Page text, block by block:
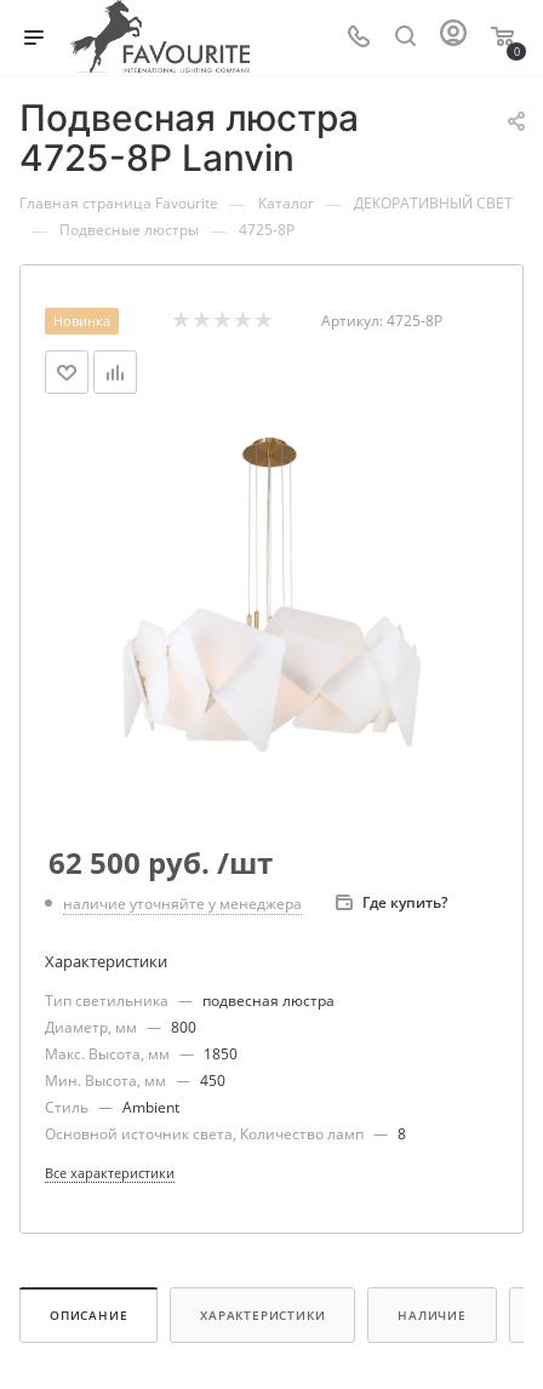
0
Подвесная люстра
4725-8P Lanvin
Главная страница Favourite — Каталог — ДЕКОРАТИВНЫЙ СВЕТ
— Подвесные люстры — 4725-8P
Новинка Артикул: 4725-8P
62 500 руб. /шт
наличие уточняйте у менеджера Где купить?
Характеристики
Тип светильника — подвесная люстра
Диаметр, мм — 800
Макс. Высота, мм — 1850
Мин. Высота, мм — 450
Стиль — Ambient
Основной источник света, Количество ламп — 8
Все характеристики
ОПИСАНИЕ ХАРАКТЕРИСТИКИ НАЛИЧИЕ